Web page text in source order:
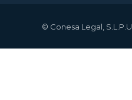
© Conesa Legal, S.L.P.U.